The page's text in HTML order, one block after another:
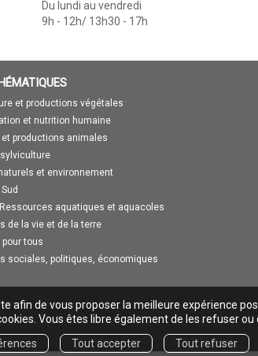
afin de vous proposer la meilleure expérience
Vous êtes libre également de les refuser ou
Tout accepter Tout refuser
Du lundi au vendredi
9h - 12h/ 13h30 - 17h
et productions végétales
et nutrition humaine
et productions animales
et environnement
aquatiques et aquacoles
de la vie et de la terre
tous
sociales, politiques, économiques